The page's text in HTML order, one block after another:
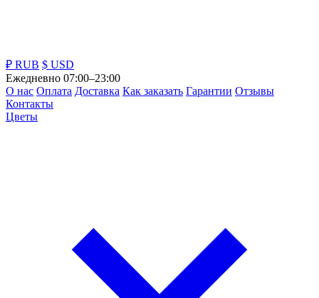
₽ RUB $ USD
Ежедневно 07:00–23:00
О нас Оплата Доставка Как заказать Гарантии Отзывы
Контакты
Цветы